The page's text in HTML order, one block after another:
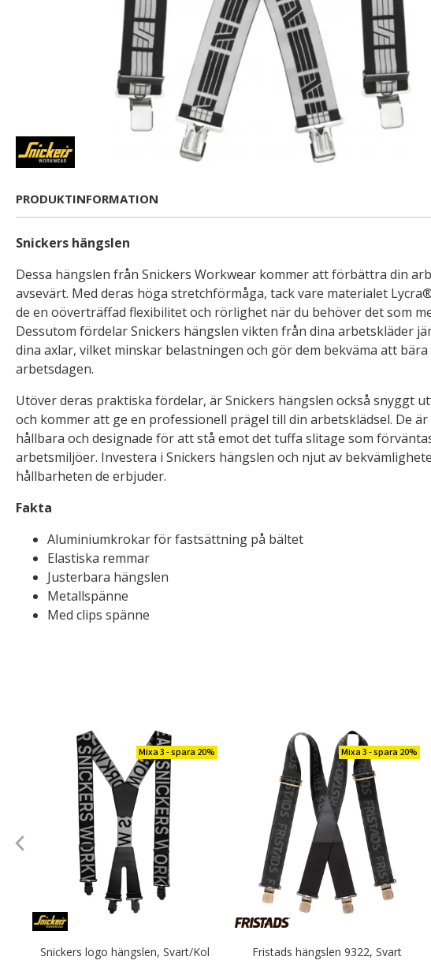
PRODUKTINFORMATION
Snickers hängslen
Dessa hängslen från Snickers Workwear kommer att förbättra din
avsevärt. Med deras höga stretchförmåga, tack vare materialet
de en oöverträffad flexibilitet och rörlighet när du behöver det som
Dessutom fördelar Snickers hängslen vikten från dina arbetskläder
dina axlar, vilket minskar belastningen och gör dem bekväma att
arbetsdagen.
Utöver deras praktiska fördelar, är Snickers hängslen också snyggt
och kommer att ge en professionell prägel till din arbetsklädsel. De är
hållbara och designade för att stå emot det tuffa slitage som
arbetsmiljöer. Investera i Snickers hängslen och njut av
hållbarheten de erbjuder.
Fakta
Aluminiumkrokar för fastsättning på bältet
Elastiska remmar
Justerbara hängslen
Metallspänne
Med clips spänne
Mixa 3 - spara 20%
Snickers logo hängslen, Svart/Kol
Mixa 3 - spara 20%
Fristads hängslen 9322, Svart